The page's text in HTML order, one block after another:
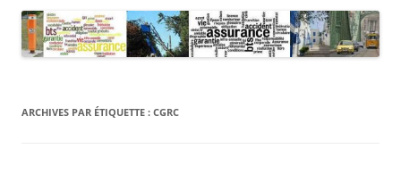
ARCHIVES PAR ÉTIQUETTE : CGRC